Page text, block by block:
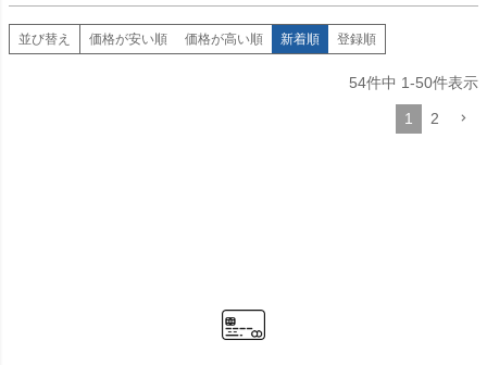
並び替え 価格が安い順 価格が高い順 新着順 登録順
54件中 1-50件表示
1 2